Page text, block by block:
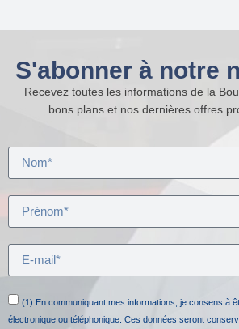
S'abonner à notre
Recevez toutes les informations de la
bons plans et nos dernières offres
(1) En communiquant mes informations, je consens à
électronique ou téléphonique. Ces données seront